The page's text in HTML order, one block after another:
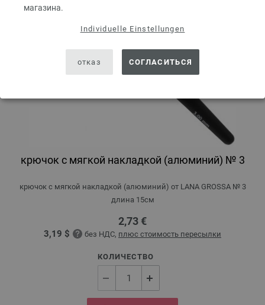
магазина.
Individuelle Einstellungen
отказ СОГЛАСИТЬСЯ
крючок с мягкой накладкой (алюминий) № 3
крючок с мягкой накладкой (алюминий) от LANA GROSSA № 3
длина 15см
2,73 €
3,19 $ без НДС, плюс стоимость пересылки
КОЛИЧЕСТВО